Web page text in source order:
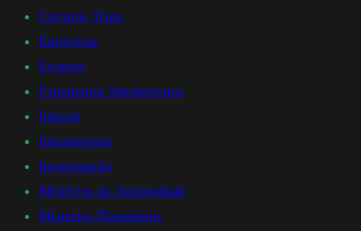
Circulos Trigo
Entrevista
Eventos
Fenomenos Intraterrenos
Inhoud
Intraterrenos
Investigação
Mistérios da Antiguidade
Misterios Planetários